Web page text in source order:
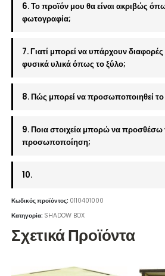
6. Το προϊόν μου θα είναι ακριβώς
φωτογραφία;
7. Γιατί μπορεί να υπάρχουν
φυσικά υλικά όπως το ξύλο;
8. Πώς μπορεί να προσωποποιηθεί
9. Ποια στοιχεία μπορώ να προσθέσω
προσωποποίηση;
10.
Κωδικός προϊόντος: 0110401000
Κατηγορία: SHADOW BOX
Σχετικά Προϊόντα